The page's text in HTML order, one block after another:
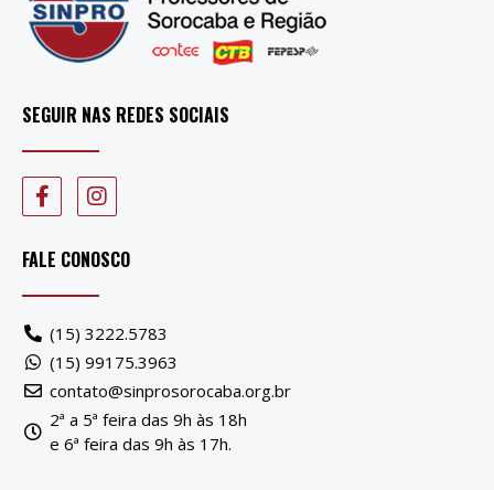
SEGUIR NAS REDES SOCIAIS
FALE CONOSCO
(15) 3222.5783
(15) 99175.3963
contato@sinprosorocaba.org.br
2ª a 5ª feira das 9h às 18h
e 6ª feira das 9h às 17h.